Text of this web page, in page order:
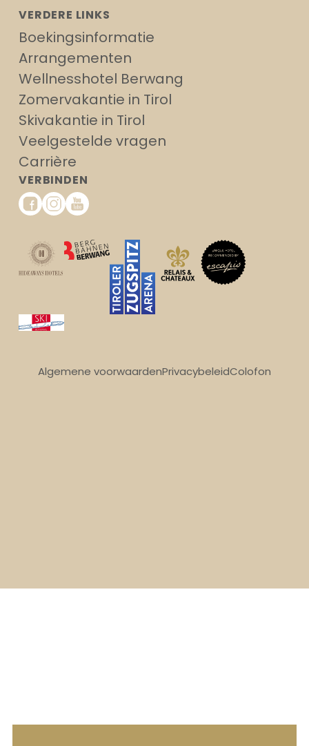
VERDERE LINKS
Boekingsinformatie
Arrangementen
Wellnesshotel Berwang
Zomervakantie in Tirol
Skivakantie in Tirol
Veelgestelde vragen
Carrière
VERBINDEN
Algemene voorwaardenPrivacybeleidColofon